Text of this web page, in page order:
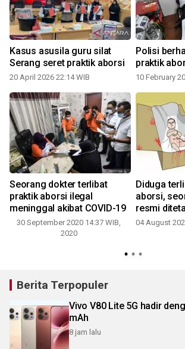
Kasus asusila guru silat
Serang seret praktik aborsi
20 April 2026 22:14 WIB
Polisi
praktik
10 February
Seorang dokter terlibat
praktik aborsi ilegal
meninggal akibat COVID-19
30 September 2020 14:37 WIB,
2020
Diduga
aborsi,
resmi
04 August
Berita Terpopuler
Vivo V80 Lite 5G hadir
mAh
8 jam lalu